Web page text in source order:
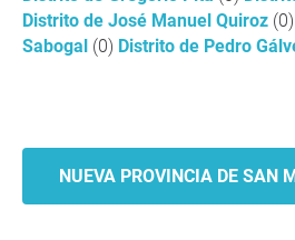
Distrito de José Manuel Quiroz (0)
Sabogal (0) Distrito de Pedro
NUEVA PROVINCIA DE SAN